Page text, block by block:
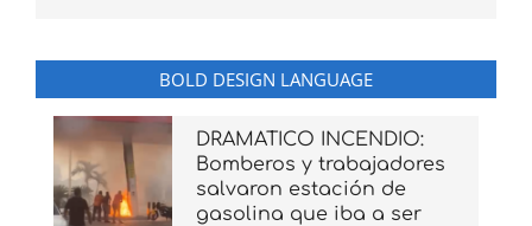
BOLD DESIGN LANGUAGE
DRAMATICO INCENDIO:
Bomberos y trabajadores
salvaron estación de
gasolina que iba a ser